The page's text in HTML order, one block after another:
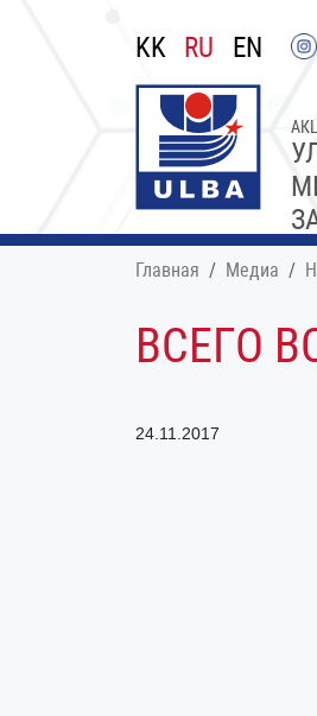
KK RU EN
Главная Медиа
ВСЕГО
24.11.2017